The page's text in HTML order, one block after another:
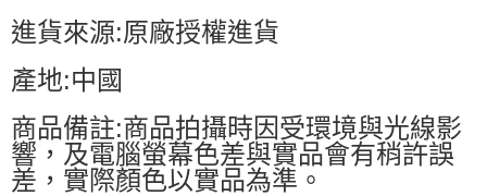
進貨來源:原廠授權進貨
產地:中國
商品備註:商品拍攝時因受環境與光線影
響，及電腦螢幕色差與實品會有稍許誤
差，實際顏色以實品為準。